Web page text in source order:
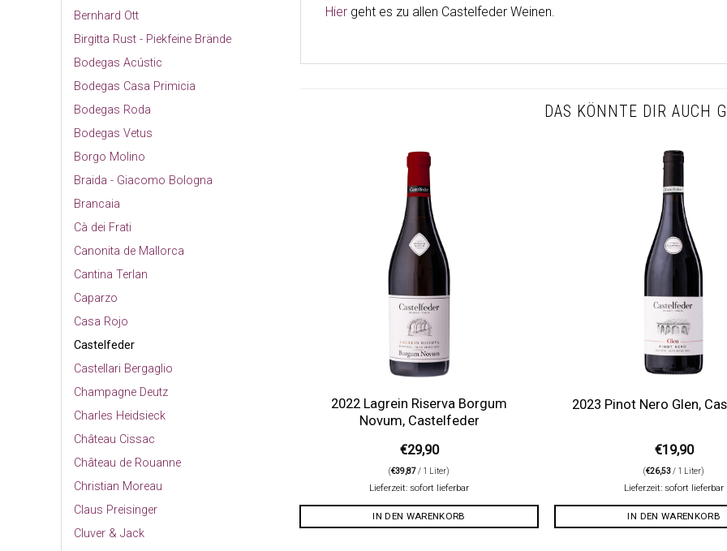
Bernhard Ott
Birgitta Rust - Piekfeine Brände
Bodegas Acústic
Bodegas Casa Primicia
Bodegas Roda
Bodegas Vetus
Borgo Molino
Braida - Giacomo Bologna
Brancaia
Cà dei Frati
Canonita de Mallorca
Cantina Terlan
Caparzo
Casa Rojo
Castelfeder
Castellari Bergaglio
Champagne Deutz
Charles Heidsieck
Château Cissac
Château de Rouanne
Christian Moreau
Claus Preisinger
Cluver & Jack
Hiergeht es zu allen Castelfeder Weinen.
DAS KÖNNTE DIR AUCH
2022 Lagrein Riserva Borgum
Novum, Castelfeder
€29,90
(€39,87/ 1 Liter)
Lieferzeit: sofort lieferbar
IN DEN WARENKORB
2023 Pinot Nero Glen,
€19,90
(€26,53/ 1 Liter)
Lieferzeit: sofort lieferbar
IN DEN WARENKORB